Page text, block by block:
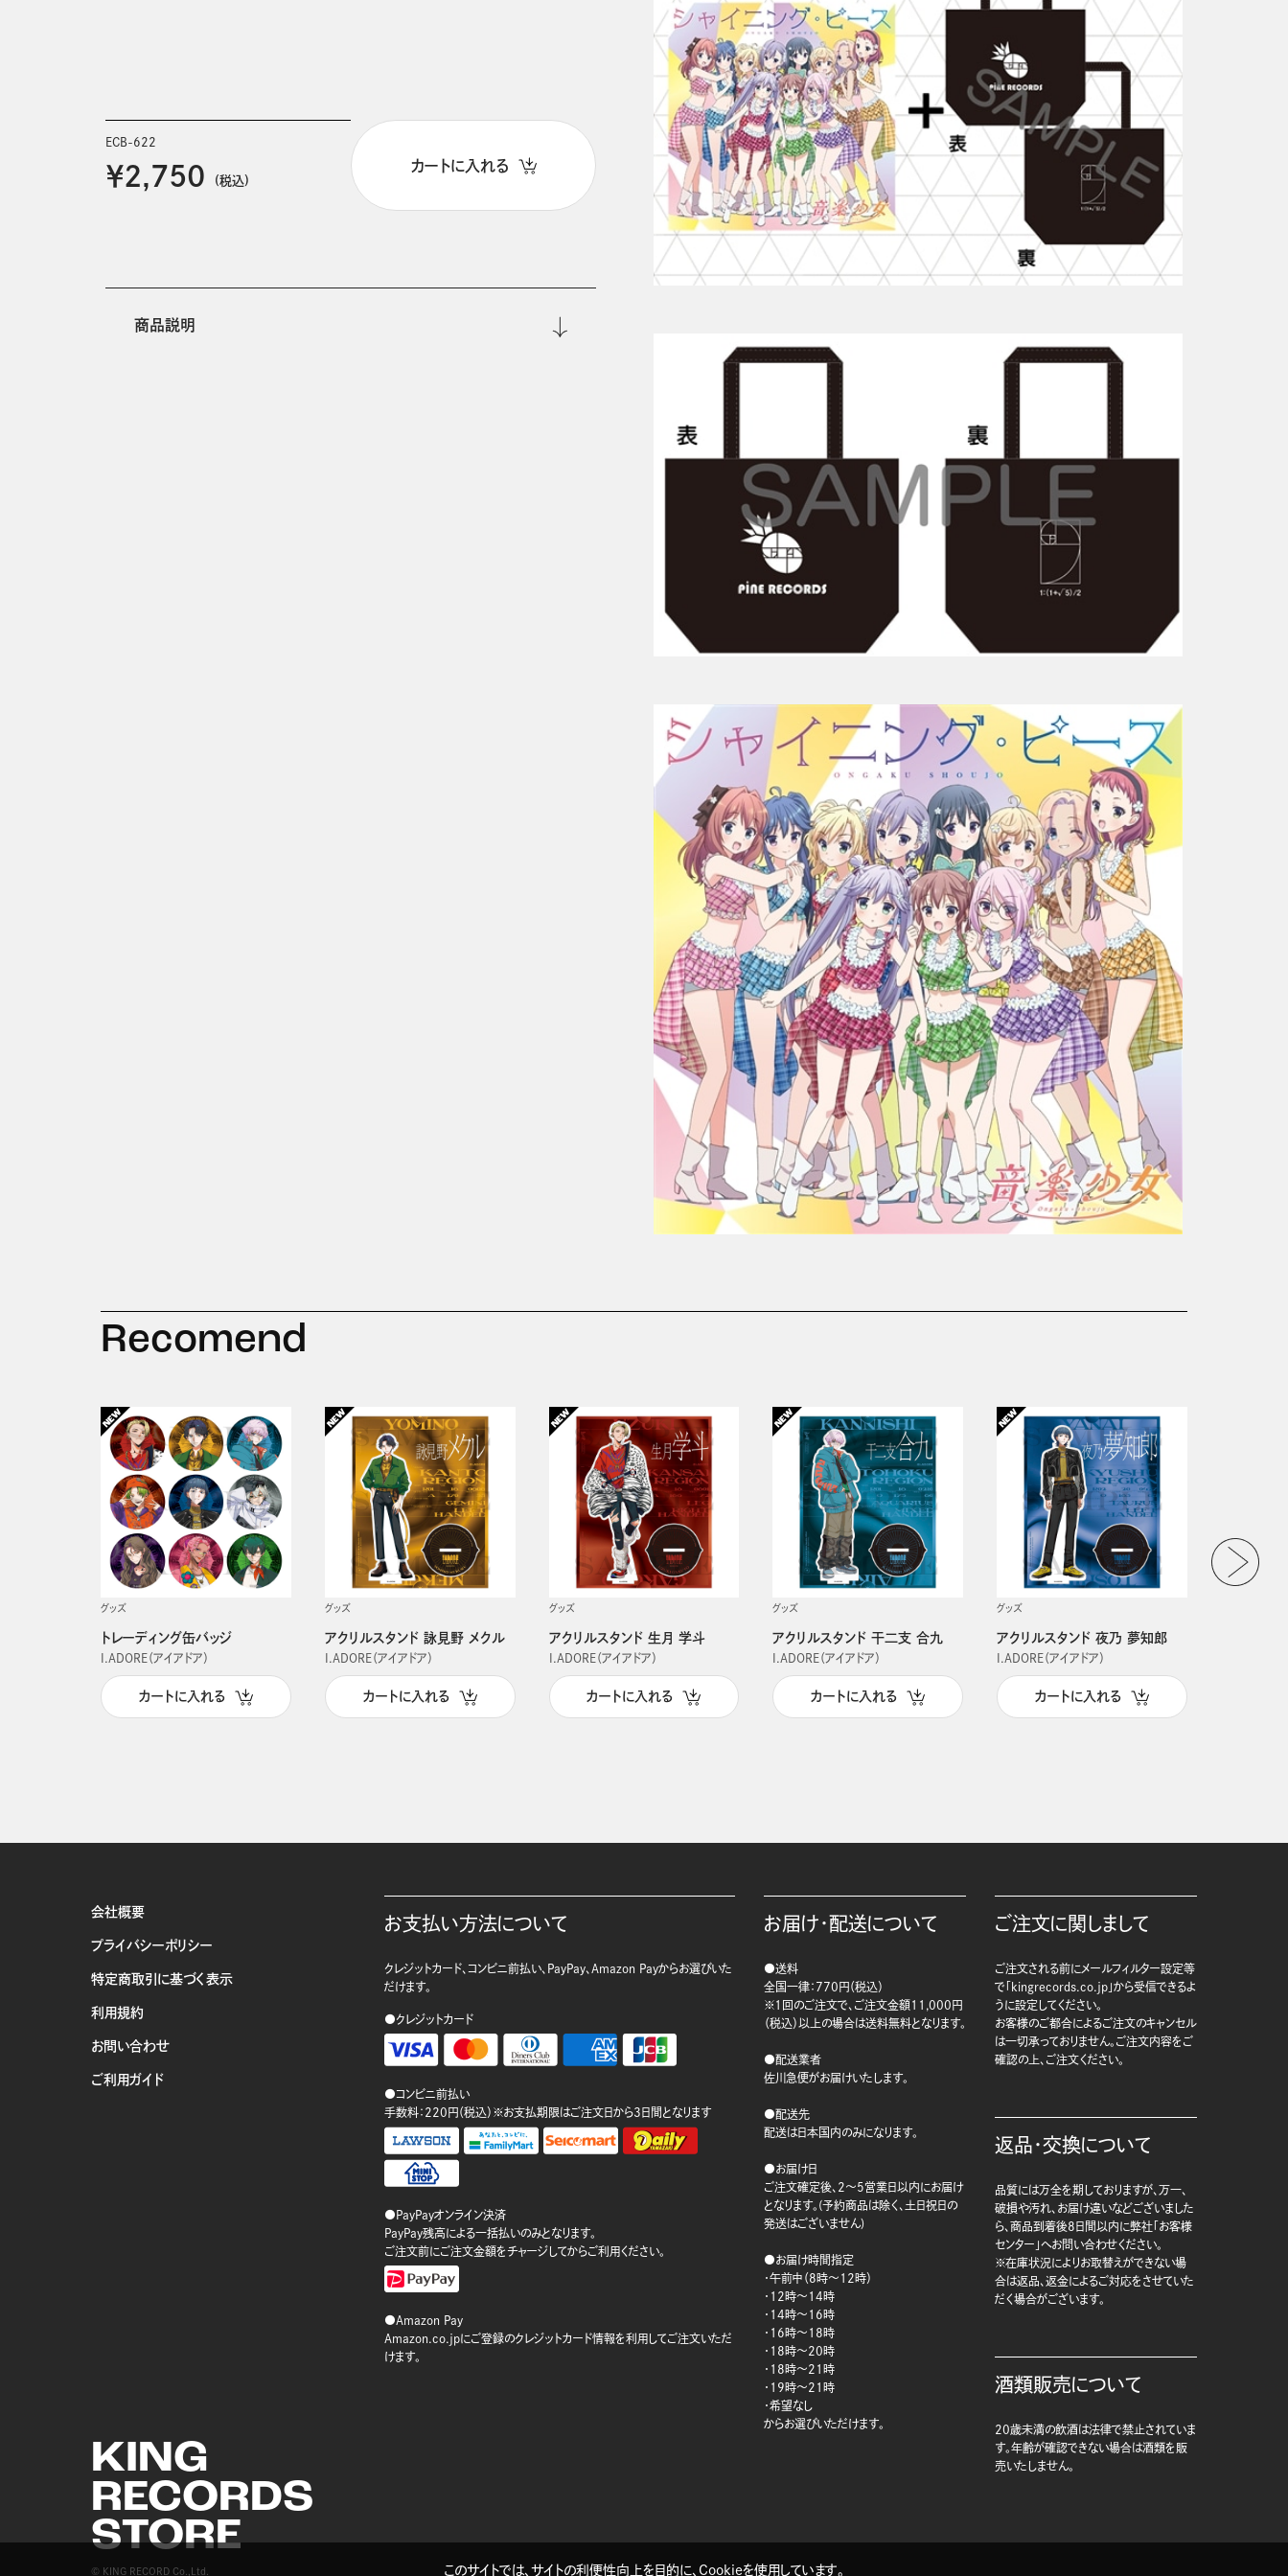
ECB-622
￥2,750 (税込)
カートに入れる
商品説明
Recomend
グッズ
トレーディング缶バッジ
I.ADORE（アイアドア）
カートに入れる
グッズ
アクリルスタンド 詠見野 メクル
I.ADORE（アイアドア）
カートに入れる
グッズ
アクリルスタンド 生月 学斗
I.ADORE（アイアドア）
カートに入れる
グッズ
アクリルスタンド 干二支 合九
I.ADORE（アイアドア）
カートに入れる
グッズ
アクリルスタンド 夜乃 夢知郎
I.ADORE（アイアドア）
カートに入れる
会社概要
プライバシーポリシー
特定商取引に基づく表示
利用規約
お問い合わせ
ご利用ガイド
KING
RECORDS
STORE
© KING RECORD Co.,Ltd.
お支払い方法について
クレジットカード、コンビニ前払い、PayPay、Amazon Payからお選びいた
だけます。
●クレジットカード
●コンビニ前払い
手数料：220円（税込）※お支払期限はご注文日から3日間となります
●PayPayオンライン決済
PayPay残高による一括払いのみとなります。
ご注文前にご注文金額をチャージしてからご利用ください。
●Amazon Pay
Amazon.co.jpにご登録のクレジットカード情報を利用してご注文いただ
けます。
お届け・配送について
●送料
全国一律：770円（税込）
※1回のご注文で、ご注文金額11,000円
（税込）以上の場合は送料無料となります。
●配送業者
佐川急便がお届けいたします。
●配送先
配送は日本国内のみになります。
●お届け日
ご注文確定後、2～5営業日以内にお届け
となります。(予約商品は除く、土日祝日の
発送はございません)
●お届け時間指定
・午前中（8時～12時）
・12時～14時
・14時～16時
・16時～18時
・18時～20時
・18時～21時
・19時～21時
・希望なし
からお選びいただけます。
ご注文に関しまして
ご注文される前にメールフィルター設定等
で「kingrecords.co.jp」から受信できるよ
うに設定してください。
お客様のご都合によるご注文のキャンセル
は一切承っておりません。ご注文内容をご
確認の上、ご注文ください。
返品・交換について
品質には万全を期しておりますが、万一、
破損や汚れ、お届け違いなどございました
ら、商品到着後8日間以内に弊社「お客様
センター」へお問い合わせください。
※在庫状況によりお取替えができない場
合は返品、返金によるご対応をさせていた
だく場合がございます。
酒類販売について
20歳未満の飲酒は法律で禁止されていま
す。年齢が確認できない場合は酒類を販
売いたしません。
このサイトでは、サイトの利便性向上を目的に、Cookieを使用しています。